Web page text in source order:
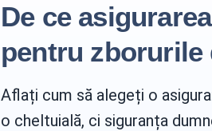
De ce
pentru zborurile
Aflați cum să alegeți o
o cheltuială, ci siguranța